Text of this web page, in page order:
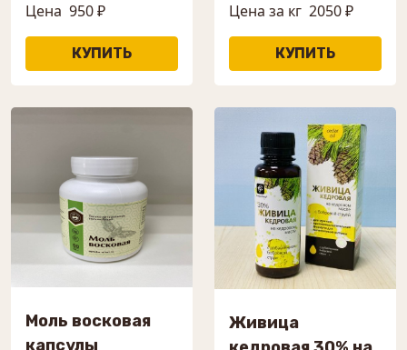
Цена 950 ₽ Цена за кг 2050 ₽
Моль восковая
капсулы
Живица